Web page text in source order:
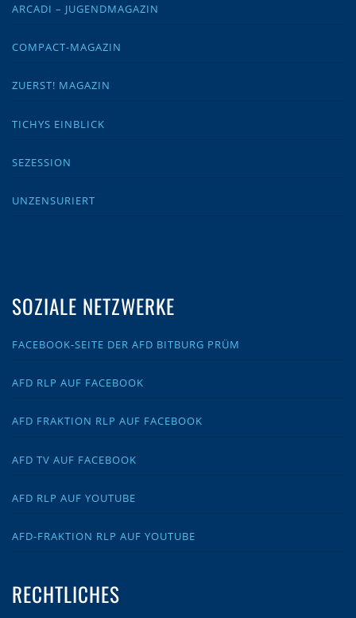
ARCADI – JUGENDMAGAZIN
COMPACT-MAGAZIN
ZUERST! MAGAZIN
TICHYS EINBLICK
SEZESSION
UNZENSURIERT
SOZIALE NETZWERKE
FACEBOOK-SEITE DER AFD BITBURG PRÜM
AFD RLP AUF FACEBOOK
AFD FRAKTION RLP AUF FACEBOOK
AFD TV AUF FACEBOOK
AFD RLP AUF YOUTUBE
AFD-FRAKTION RLP AUF YOUTUBE
RECHTLICHES